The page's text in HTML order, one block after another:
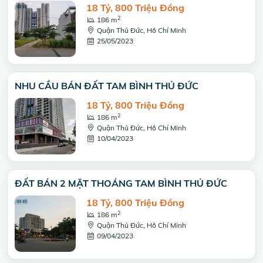
18 Tỷ, 800 Triệu Đồng
186 m2
Quận Thủ Đức, Hồ Chí Minh
25/05/2023
NHU CẦU BÁN ĐẤT TAM BÌNH THỦ ĐỨC
18 Tỷ, 800 Triệu Đồng
186 m2
Quận Thủ Đức, Hồ Chí Minh
10/04/2023
ĐẤT BÁN 2 MẶT THOÁNG TAM BÌNH THỦ ĐỨC
18 Tỷ, 800 Triệu Đồng
186 m2
Quận Thủ Đức, Hồ Chí Minh
09/04/2023